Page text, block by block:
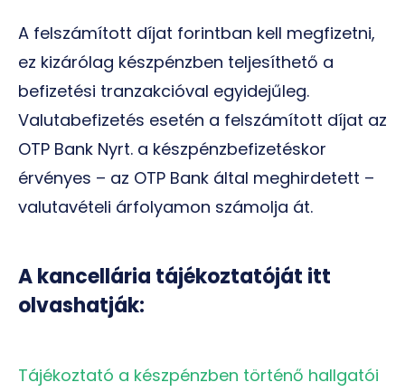
A felszámított díjat forintban kell megfizetni,
ez kizárólag készpénzben teljesíthető a
befizetési tranzakcióval egyidejűleg.
Valutabefizetés esetén a felszámított díjat az
OTP Bank Nyrt. a készpénzbefizetéskor
érvényes – az OTP Bank által meghirdetett –
valutavételi árfolyamon számolja át.
A kancellária tájékoztatóját itt
olvashatják:
Tájékoztató a készpénzben történő hallgatói